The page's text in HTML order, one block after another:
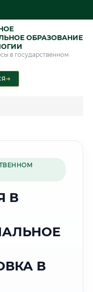
ОБРАЗОВАНИЕ
в государственном
➜
В
В